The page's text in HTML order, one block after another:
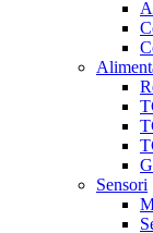
Sensori